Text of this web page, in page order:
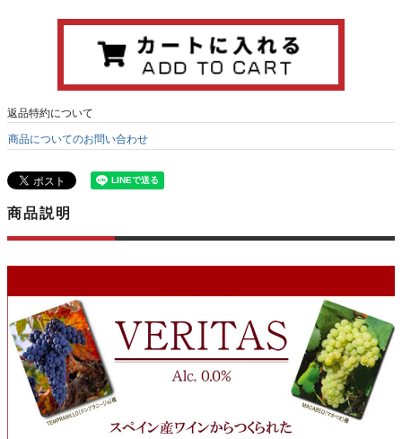
返品特約について
商品についてのお問い合わせ
商品説明